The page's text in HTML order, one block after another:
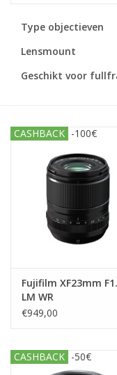
Type objectieven
Lensmount
Geschikt voor
CASHBACK -100€
Fujifilm XF23mm
LM WR
€949,00
CASHBACK -50€